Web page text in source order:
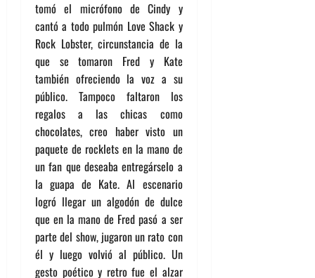
tomó el micrófono de Cindy y
cantó a todo pulmón Love Shack y
Rock Lobster, circunstancia de la
que se tomaron Fred y Kate
también ofreciendo la voz a su
público. Tampoco faltaron los
regalos a las chicas como
chocolates, creo haber visto un
paquete de rocklets en la mano de
un fan que deseaba entregárselo a
la guapa de Kate. Al escenario
logró llegar un algodón de dulce
que en la mano de Fred pasó a ser
parte del show, jugaron un rato con
él y luego volvió al público. Un
gesto poético y retro fue el alzar